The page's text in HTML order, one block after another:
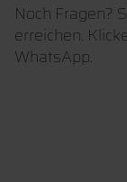
Noch Fragen?
erreichen.
WhatsApp.